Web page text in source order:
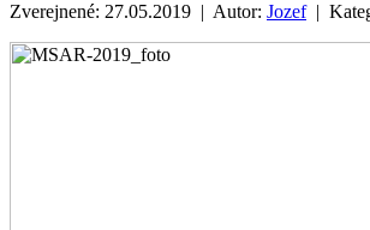
Zverejnené: 27.05.2019 | Autor: Jozef|